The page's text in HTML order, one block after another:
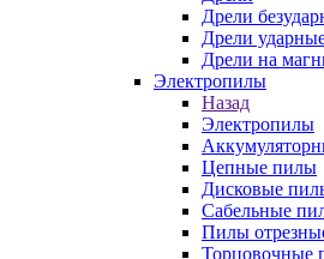
Дрели
Дрели
Дрели на
Электропилы
Назад
Электропилы
Цепные пилы
Дисковые
Сабельные
Пилы
Торцовочные